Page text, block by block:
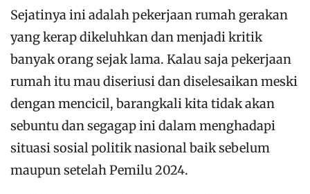
Sejatinya ini adalah pekerjaan rumah gerakan
yang kerap dikeluhkan dan menjadi kritik
banyak orang sejak lama. Kalau saja pekerjaan
rumah itu mau diseriusi dan diselesaikan meski
dengan mencicil, barangkali kita tidak akan
sebuntu dan segagap ini dalam menghadapi
situasi sosial politik nasional baik sebelum
maupun setelah Pemilu 2024.